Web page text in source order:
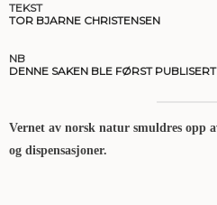
TEKST
TOR BJARNE CHRISTENSEN
NB
DENNE SAKEN BLE FØRST
Vernet av norsk natur smuldres opp
og dispensasjoner.